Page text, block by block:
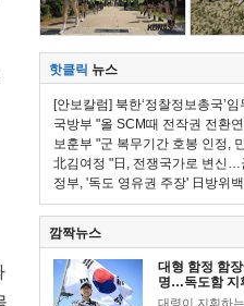
핫클릭 뉴스
[안보칼럼] 북한‘정찰정보총국’임
국방부 "올 SCM때 전작권 전환
보훈부 "군 복무기간 호봉 인정,
北김여정 "日, 전쟁국가로 변신…
정부, '독도 영유권 주장' 日방위
깜짝뉴스
대형 함정 함
명…독도함 지
대령이 지휘하